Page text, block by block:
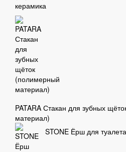
PATARA Стакан для зубных
материал)
STONE Ёрш для